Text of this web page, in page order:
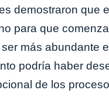
demostraron que
para que
más abundante
podría haber
de los